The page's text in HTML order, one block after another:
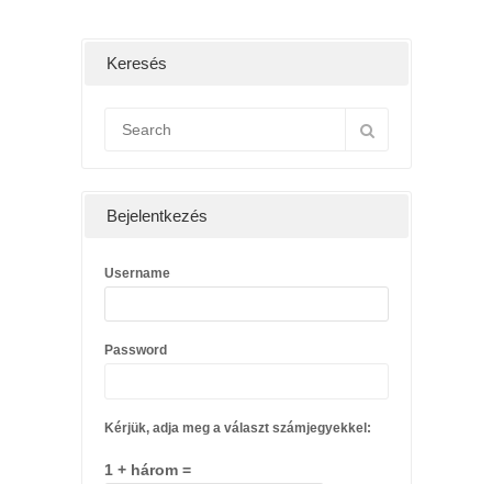
Keresés
Bejelentkezés
Username
Password
Kérjük, adja meg a választ számjegyekkel:
1 + három =